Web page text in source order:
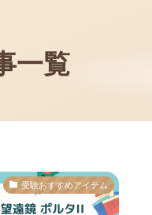
受験おすすめアイテム